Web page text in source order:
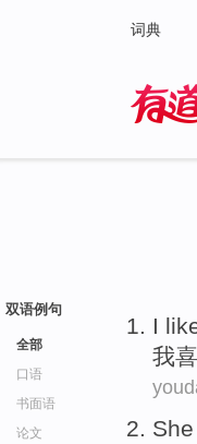
词典
双语例句
全部
口语
书面语
论文
I
我
She